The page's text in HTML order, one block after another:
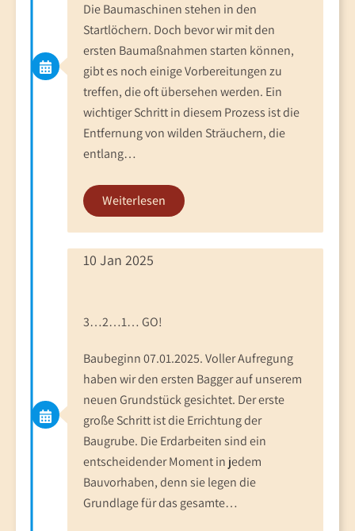
Die Baumaschinen stehen in den
Startlöchern. Doch bevor wir mit den
ersten Baumaßnahmen starten können,
gibt es noch einige Vorbereitungen zu
treffen, die oft übersehen werden. Ein
wichtiger Schritt in diesem Prozess ist die
Entfernung von wilden Sträuchern, die
entlang…
Weiterlesen
10 Jan 2025
3…2…1… GO!
Baubeginn 07.01.2025. Voller Aufregung
haben wir den ersten Bagger auf unserem
neuen Grundstück gesichtet. Der erste
große Schritt ist die Errichtung der
Baugrube. Die Erdarbeiten sind ein
entscheidender Moment in jedem
Bauvorhaben, denn sie legen die
Grundlage für das gesamte…